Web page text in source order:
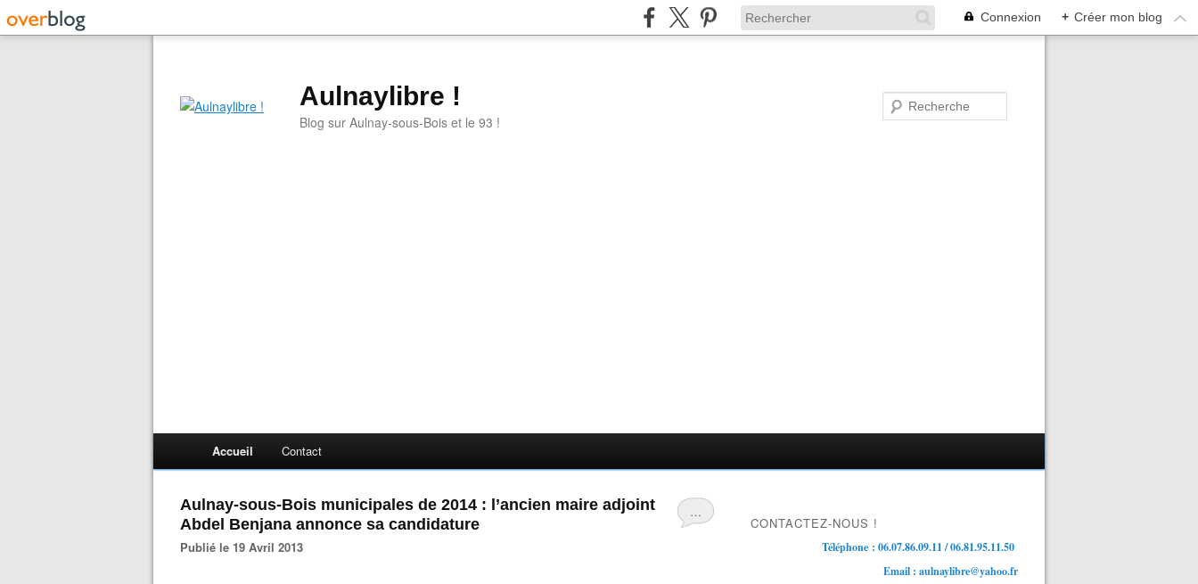
Connexion + Créer mon blog
Aulnaylibre !
Blog sur Aulnay-sous-Bois et le 93 !
Accueil Contact
…
Aulnay-sous-Bois municipales de 2014 : l’ancien maire adjoint
Abdel Benjana annonce sa candidature
Publié le 19 Avril 2013
CONTACTEZ-NOUS !
Téléphone : 06.07.86.09.11 / 06.81.95.11.50
Email : aulnaylibre@yahoo.fr